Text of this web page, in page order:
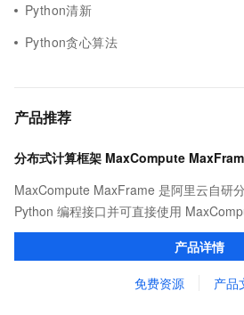
Python清新
Python贪心算法
产品推荐
分布式计算框架 MaxCompute
MaxCompute MaxFrame 是阿里云自研
Python 编程接口并可直接使用
口，与 MaxCompute Notebook、镜像管
MaxCompute 完整 Python 开发生态。
产品详情
免费资源 产品